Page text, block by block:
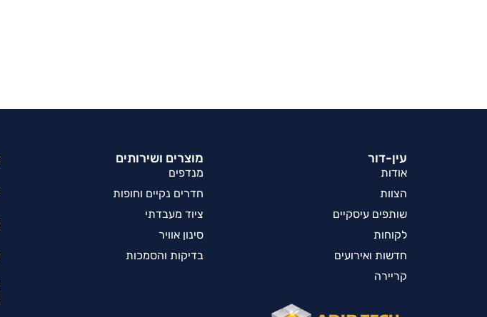
מוצרים ושירותים
מנדפים
חדרים נקיים וחופות
ציוד מעבדתי
סינון אוויר
בדיקות והסמכות
עין-דור
אודות
הצוות
שותפים עיסקיים
לקוחות
חדשות ואירועים
קריירה